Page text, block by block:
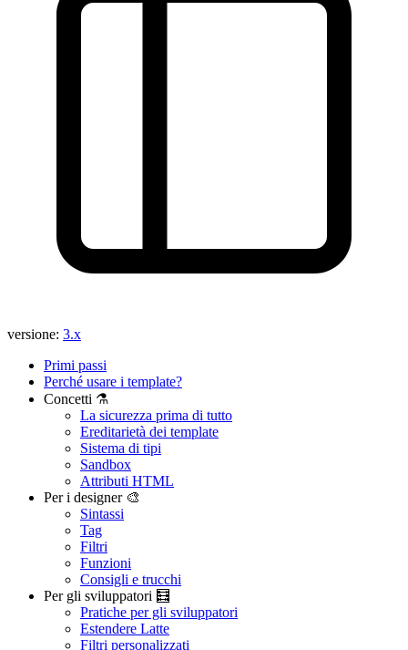
versione: 3.x
Primi passi
Perché usare i template?
Concetti ⚗️
La sicurezza prima di tutto
Ereditarietà dei template
Sistema di tipi
Sandbox
Attributi HTML
Per i designer 🎨
Sintassi
Tag
Filtri
Funzioni
Consigli e trucchi
Per gli sviluppatori 🧮
Pratiche per gli sviluppatori
Estendere Latte
Filtri personalizzati